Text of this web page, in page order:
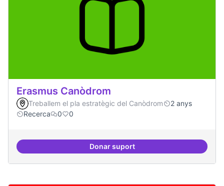
Erasmus Canòdrom
Treballem el pla estratègic del Canòdrom
2 anys
Recerca
0 0
Donar suportErasmus Canòdrom